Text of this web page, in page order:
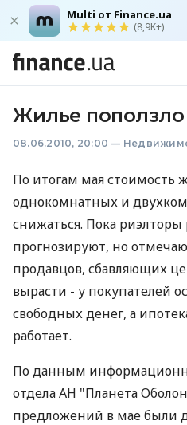
Multi от Finance.ua
(8,9K+)
Жилье поползло
08.06.2010, 20:00 —
По итогам мая стоимость
однокомнатных и
снижаться. Пока риэлторы
прогнозируют, но
продавцов, сбавляющих
вырасти - у покупателей
свободных денег, а
работает.
По данным
отдела АН "Планета
предложений в мае были